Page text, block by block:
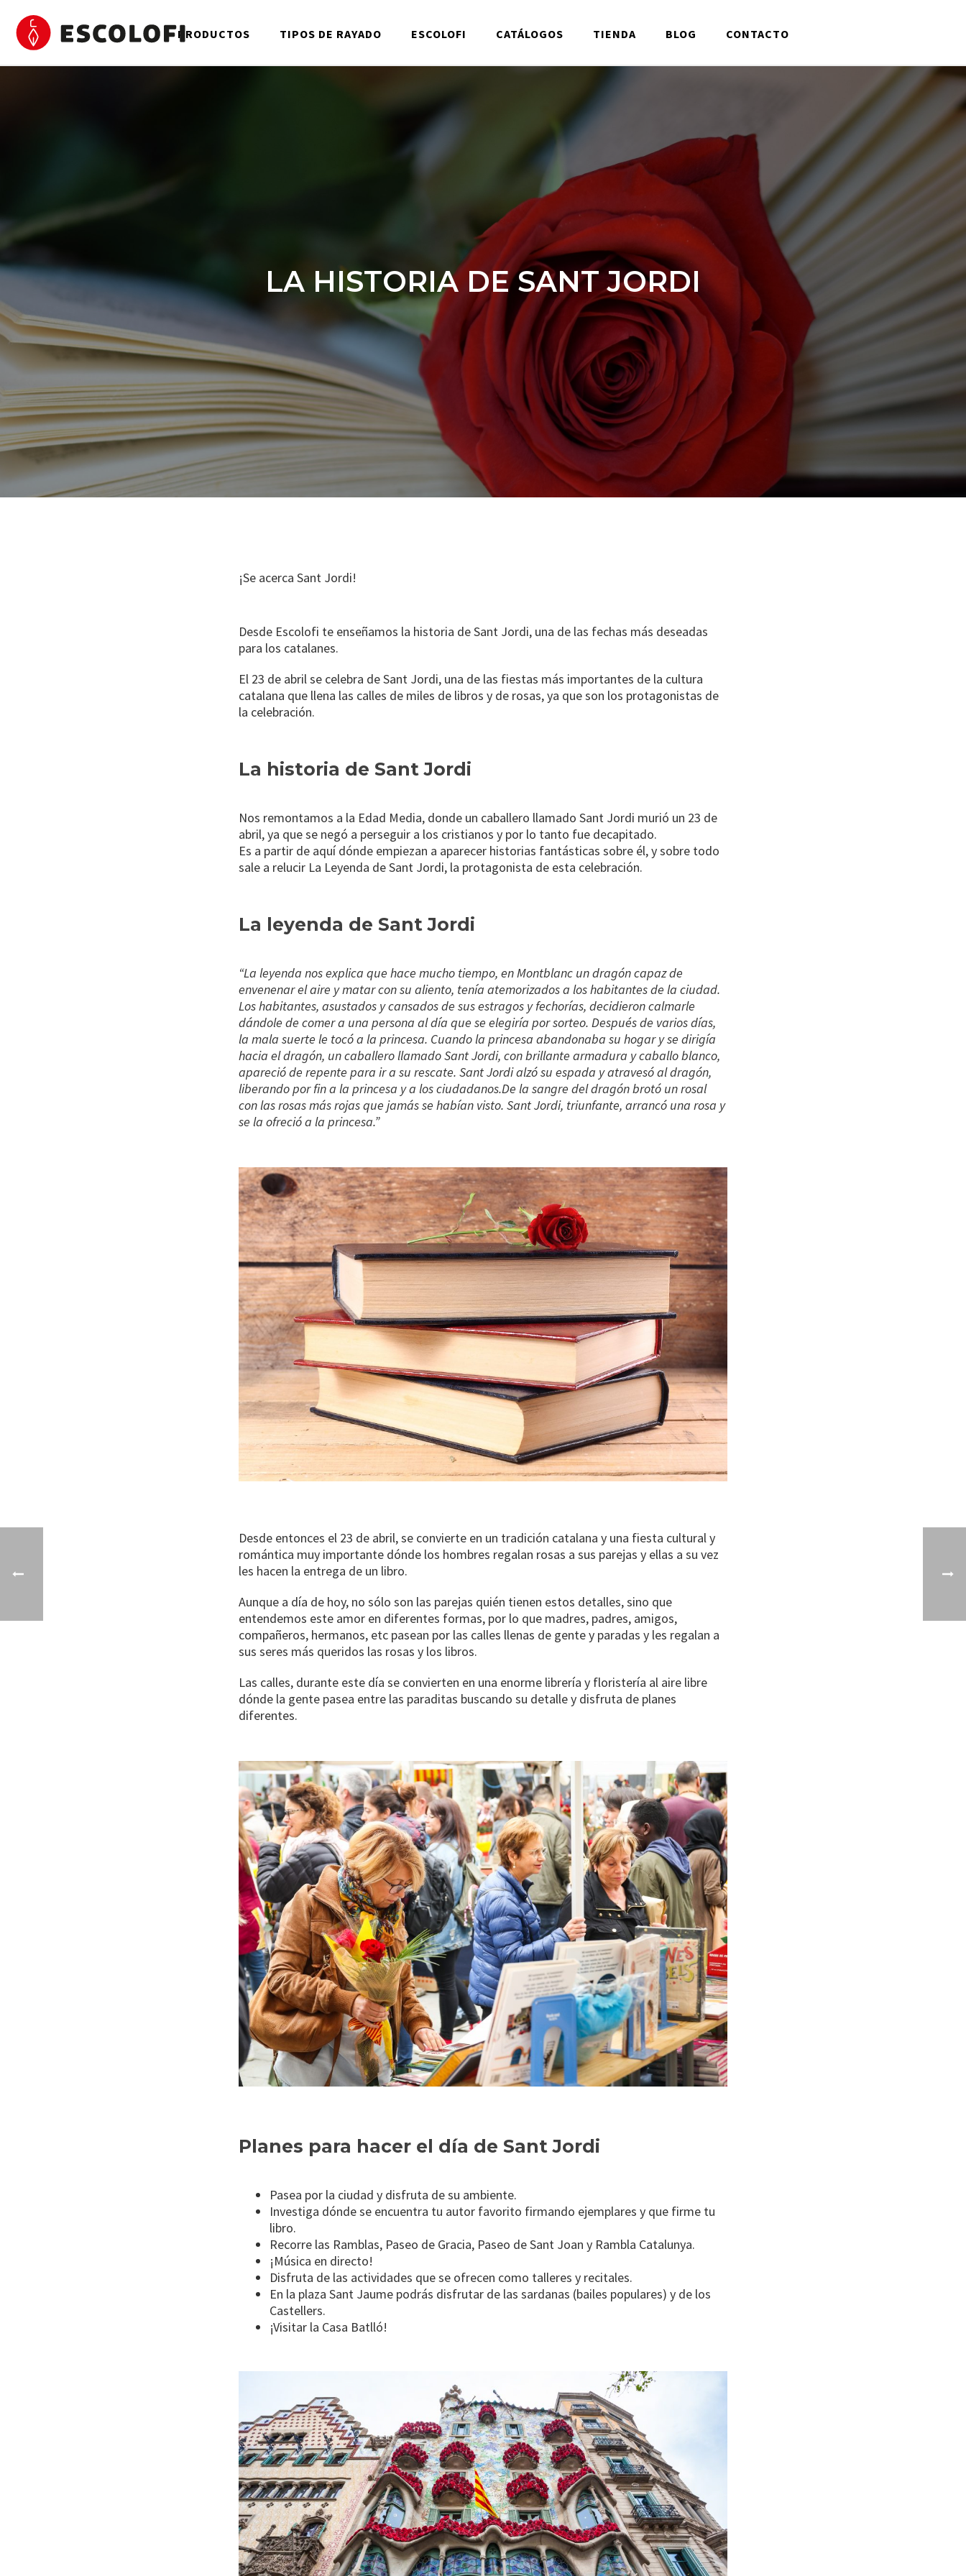
PRODUCTOS TIPOS DE RAYADO ESCOLOFI CATÁLOGOS TIENDA BLOG CONTACTO
LA HISTORIA DE SANT JORDI
¡Se acerca Sant Jordi!
Desde Escolofi te enseñamos la historia de Sant Jordi, una de las fechas más deseadas
para los catalanes.
El 23 de abril se celebra de Sant Jordi, una de las fiestas más importantes de la cultura
catalana que llena las calles de miles de libros y de rosas, ya que son los protagonistas de
la celebración.
La historia de Sant Jordi
Nos remontamos a la Edad Media, donde un caballero llamado Sant Jordi murió un 23 de
abril, ya que se negó a perseguir a los cristianos y por lo tanto fue decapitado.
Es a partir de aquí dónde empiezan a aparecer historias fantásticas sobre él, y sobre todo
sale a relucir La Leyenda de Sant Jordi, la protagonista de esta celebración.
La leyenda de Sant Jordi
“La leyenda nos explica que hace mucho tiempo, en Montblanc un dragón capaz de
envenenar el aire y matar con su aliento, tenía atemorizados a los habitantes de la ciudad.
Los habitantes, asustados y cansados de sus estragos y fechorías, decidieron calmarle
dándole de comer a una persona al día que se elegiría por sorteo. Después de varios días,
la mala suerte le tocó a la princesa. Cuando la princesa abandonaba su hogar y se dirigía
hacia el dragón, un caballero llamado Sant Jordi, con brillante armadura y caballo blanco,
apareció de repente para ir a su rescate. Sant Jordi alzó su espada y atravesó al dragón,
liberando por fin a la princesa y a los ciudadanos.De la sangre del dragón brotó un rosal
con las rosas más rojas que jamás se habían visto. Sant Jordi, triunfante, arrancó una rosa y
se la ofreció a la princesa.”
Desde entonces el 23 de abril, se convierte en un tradición catalana y una fiesta cultural y
romántica muy importante dónde los hombres regalan rosas a sus parejas y ellas a su vez
les hacen la entrega de un libro.
Aunque a día de hoy, no sólo son las parejas quién tienen estos detalles, sino que
entendemos este amor en diferentes formas, por lo que madres, padres, amigos,
compañeros, hermanos, etc pasean por las calles llenas de gente y paradas y les regalan a
sus seres más queridos las rosas y los libros.
Las calles, durante este día se convierten en una enorme librería y floristería al aire libre
dónde la gente pasea entre las paraditas buscando su detalle y disfruta de planes
diferentes.
Planes para hacer el día de Sant Jordi
Pasea por la ciudad y disfruta de su ambiente.
Investiga dónde se encuentra tu autor favorito firmando ejemplares y que firme tu
libro.
Recorre las Ramblas, Paseo de Gracia, Paseo de Sant Joan y Rambla Catalunya.
¡Música en directo!
Disfruta de las actividades que se ofrecen como talleres y recitales.
En la plaza Sant Jaume podrás disfrutar de las sardanas (bailes populares) y de los
Castellers.
¡Visitar la Casa Batlló!